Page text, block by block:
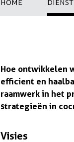
Hoe ontwikkelen
efficient en
raamwerk in het
strategieën in
Visies